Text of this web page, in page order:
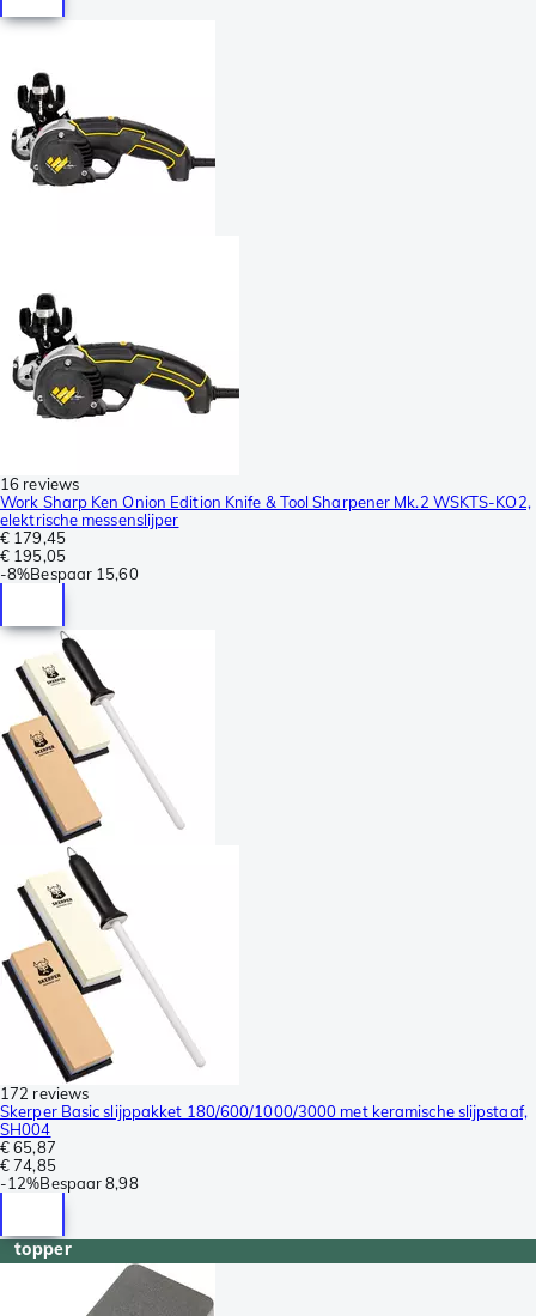
16 reviews
Work Sharp Ken Onion Edition Knife & Tool Sharpener Mk.2 WSKTS-KO2,
elektrische messenslijper
€ 179,45
€ 195,05
-8%Bespaar 15,60
172 reviews
Skerper Basic slijppakket 180/600/1000/3000 met keramische slijpstaaf,
SH004
€ 65,87
€ 74,85
-12%Bespaar 8,98
topper